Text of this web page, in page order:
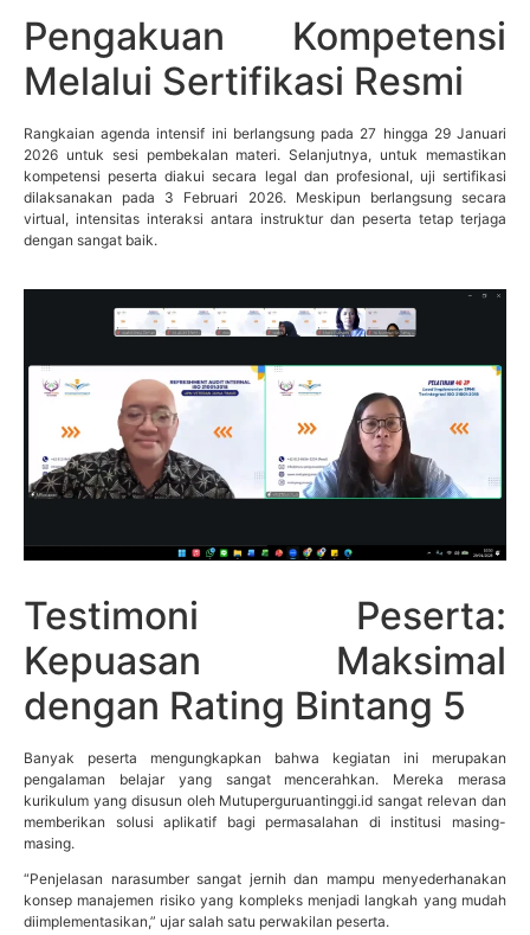
Pengakuan Kompetensi
Melalui Sertifikasi Resmi
Rangkaian agenda intensif ini berlangsung pada 27 hingga 29 Januari
2026 untuk sesi pembekalan materi. Selanjutnya, untuk memastikan
kompetensi peserta diakui secara legal dan profesional, uji sertifikasi
dilaksanakan pada 3 Februari 2026. Meskipun berlangsung secara
virtual, intensitas interaksi antara instruktur dan peserta tetap terjaga
dengan sangat baik.
Testimoni Peserta:
Kepuasan Maksimal
dengan Rating Bintang 5
Banyak peserta mengungkapkan bahwa kegiatan ini merupakan
pengalaman belajar yang sangat mencerahkan. Mereka merasa
kurikulum yang disusun oleh Mutuperguruantinggi.id sangat relevan dan
memberikan solusi aplikatif bagi permasalahan di institusi masing-
masing.
“Penjelasan narasumber sangat jernih dan mampu menyederhanakan
konsep manajemen risiko yang kompleks menjadi langkah yang mudah
diimplementasikan,” ujar salah satu perwakilan peserta.